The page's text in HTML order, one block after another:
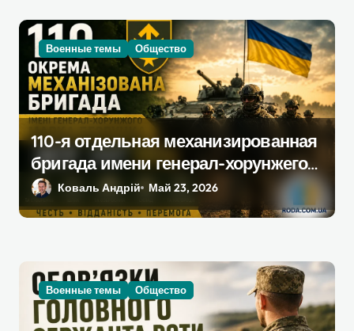
Военные темы Общество
110-я отдельная механизированная
бригада имени генерал-хорунжего
Марка Безручка ВСУ: полный
разбор 2026
Коваль Андрій Май 23, 2026
Военные темы Общество